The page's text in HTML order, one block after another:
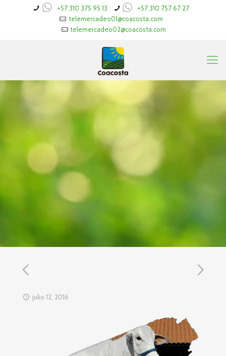
+57 310 375 95 13
+57 310 757 67 27
telemercadeo01@coacosta.com
telemercadeo02@coacosta.com
julio 12, 2016